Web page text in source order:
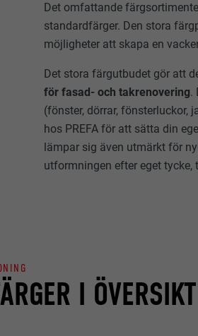
Det omfattande
standardfärger. Den stora
möjligheter att skapa en
Det stora färgutbudet gör att
för fasad- och takrenovering.
(fönster, dörrar, fönsterluckor,
hos PREFA för att sätta din
lämpar sig även utmärkt för
utformningen efter eget
I ÖVERSIKT